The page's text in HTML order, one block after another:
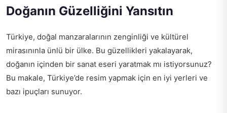
Doğanın Güzelliğini Yansıtın
Türkiye, doğal manzaralarının zenginliği ve kültürel
mirasınınla ünlü bir ülke. Bu güzellikleri yakalayarak,
doğanın içinden bir sanat eseri yaratmak mı istiyorsunuz?
Bu makale, Türkiye’de resim yapmak için en iyi yerleri ve
bazı ipuçları sunuyor.